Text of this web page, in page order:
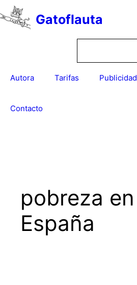
Saltar
al
contenido
Gatoflauta
Autora Tarifas Publicidad
Contacto
pobreza en
España